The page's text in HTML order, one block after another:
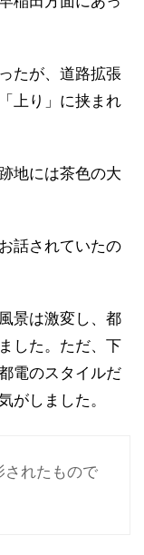
たが、道路拡張
上り」に挟まれ
地には茶色の大
話されていたの
景は激変し、都
した。ただ、下
電のスタイルだ
がしました。
されたもので